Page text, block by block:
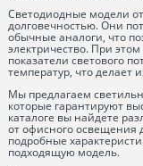
Светодиодные модели
долговечностью. Они
обычные аналоги, что
электричество. При
показатели светового
температур, что
Мы предлагаем
которые гарантируют
каталоге вы найдете
от офисного освещения
подробные
подходящую модель.